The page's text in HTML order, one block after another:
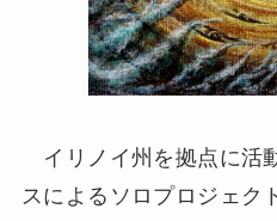
イリノイ州を拠点に活
スによるソロプロジェク